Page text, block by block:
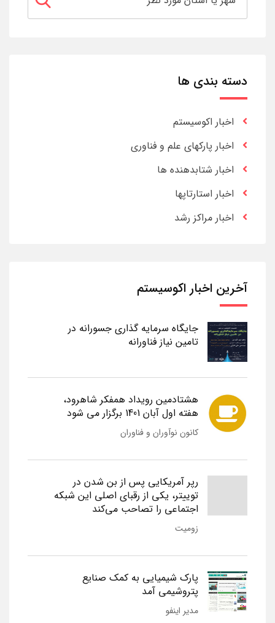
دسته بندی ها
اخبار اکوسیستم
اخبار پارکهای علم و فناوری
اخبار شتابدهنده ها
اخبار استارتاپها
اخبار مراکز رشد
آخرین اخبار اکوسیستم
جایگاه سرمایه گذاری جسورانه در
تامین نیاز فناورانه
هشتادمین رویداد همفکر شاهرود،
هفته اول آبان 1401 برگزار می شود
کانون نوآوران و فناوران
رپر آمریکایی پس از بن شدن در
توییتر، یکی از رقبای اصلی این شبکه
اجتماعی را تصاحب می‌کند
زومیت
پارک شیمیایی به کمک صنایع
پتروشیمی آمد
مدیر اینفو